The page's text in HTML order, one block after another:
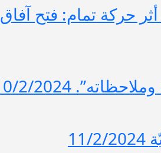
حركة تمام: فتح آفاق
10/2/2024